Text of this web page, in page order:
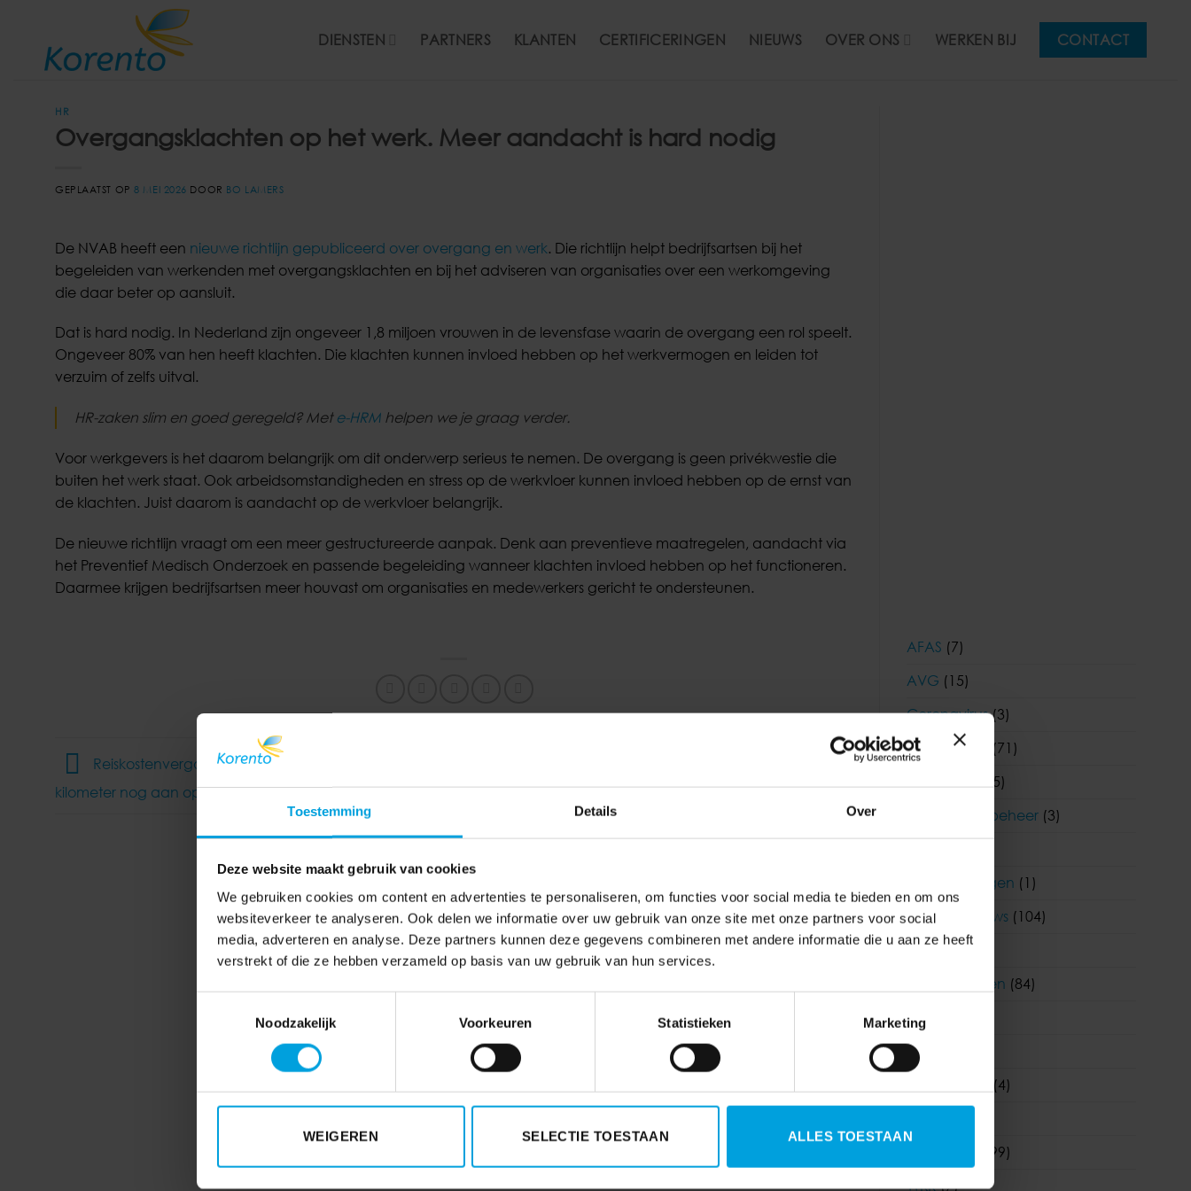
Toestemming Details Over
Deze website maakt gebruik van cookies
We gebruiken cookies om content en advertenties te personaliseren, om functies voor social media te bieden en om ons
websiteverkeer te analyseren. Ook delen we informatie over uw gebruik van onze site met onze partners voor social
media, adverteren en analyse. Deze partners kunnen deze gegevens combineren met andere informatie die u aan ze heeft
verstrekt of die ze hebben verzameld op basis van uw gebruik van hun services.
Noodzakelijk
Voorkeuren Statistieken Marketing
WEIGEREN SELECTIE TOESTAAN ALLES TOESTAAN
inhoud
DIENSTEN PARTNERS KLANTEN CERTIFICERINGEN NIEUWS OVER ONS WERKEN BIJ CONTACT
HR
Overgangsklachten op het werk. Meer aandacht is hard nodig
GEPLAATST OP8 MEI 2026 DOOR BO LAMERS
De NVAB heeft een nieuwe richtlijn gepubliceerd over overgang en werk. Die richtlijn helpt bedrijfsartsen bij het
begeleiden van werkenden met overgangsklachten en bij het adviseren van organisaties over een werkomgeving
die daar beter op aansluit.
Dat is hard nodig. In Nederland zijn ongeveer 1,8 miljoen vrouwen in de levensfase waarin de overgang een rol speelt.
Ongeveer 80% van hen heeft klachten. Die klachten kunnen invloed hebben op het werkvermogen en leiden tot
verzuim of zelfs uitval.
HR-zaken slim en goed geregeld? Met e-HRM helpen we je graag verder.
Voor werkgevers is het daarom belangrijk om dit onderwerp serieus te nemen. De overgang is geen privékwestie die
buiten het werk staat. Ook arbeidsomstandigheden en stress op de werkvloer kunnen invloed hebben op de ernst van
de klachten. Juist daarom is aandacht op de werkvloer belangrijk.
De nieuwe richtlijn vraagt om een meer gestructureerde aanpak. Denk aan preventieve maatregelen, aandacht via
het Preventief Medisch Onderzoek en passende begeleiding wanneer klachten invloed hebben op het functioneren.
Daarmee krijgen bedrijfsartsen meer houvast om organisaties en medewerkers gericht te ondersteunen.
Reiskostenvergoeding in 2026, sluit 23 cent per
kilometer nog aan op de werkelijkheid?
Pensioenregeling nog niet aangepast? Wacht niet tot 2028
AFAS (7)
AVG (15)
Coronavirus(3)
Coronavirus
(71)
(55)
Functioneel beheer (3)
Klantervaringen (1)
Korento nieuws (104)
Nieuws(903)
Nieuwsbrieven (84)
Salaris
Visma
(4)
(99)
WKR(7)